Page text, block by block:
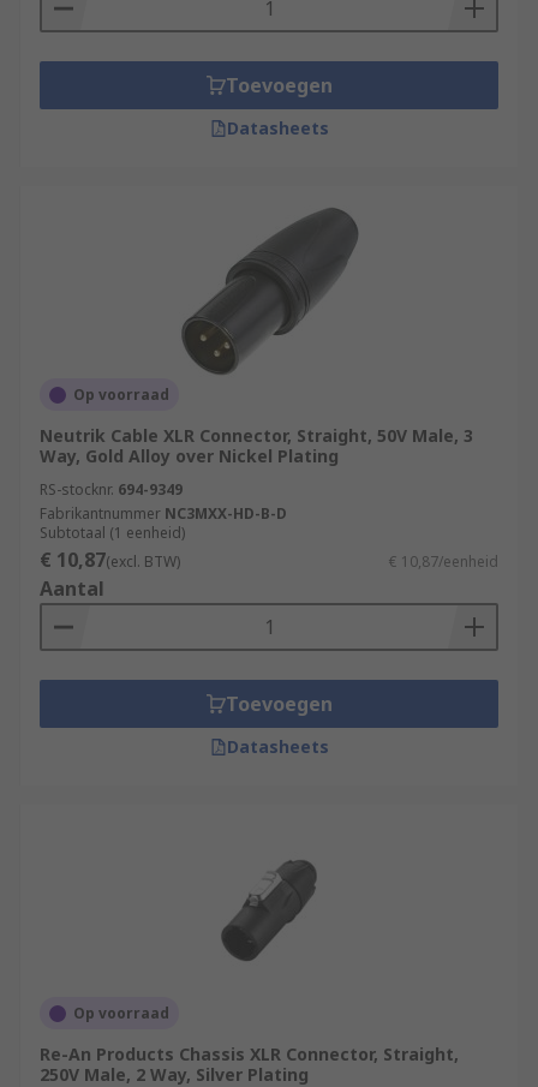
Toevoegen
Datasheets
Op voorraad
Neutrik Cable XLR Connector, Straight, 50V Male, 3
Way, Gold Alloy over Nickel Plating
RS-stocknr. 694-9349
Fabrikantnummer NC3MXX-HD-B-D
Subtotaal (1 eenheid)
€ 10,87(excl. BTW) € 10,87/eenheid
Aantal
Toevoegen
Datasheets
Op voorraad
Re-An Products Chassis XLR Connector, Straight,
250V Male, 2 Way, Silver Plating